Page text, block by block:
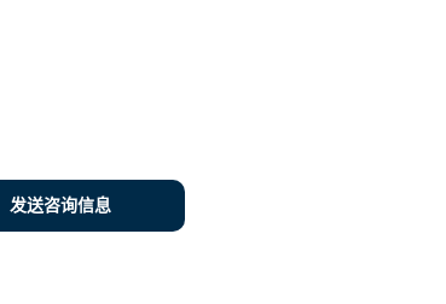
发送咨询信息